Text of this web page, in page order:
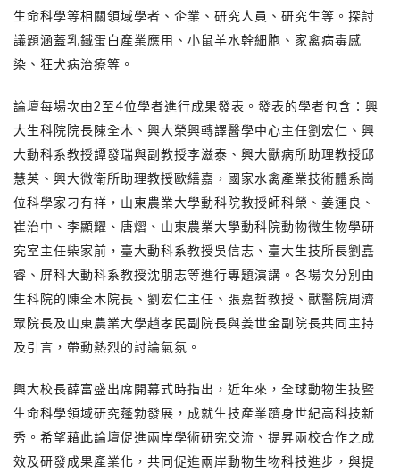
生命科學等相關領域學者、企業、研究人員、研究生等。探討
議題涵蓋乳鐵蛋白產業應用、小鼠羊水幹細胞、家禽病毒感
染、狂犬病治療等。
論壇每場次由2至4位學者進行成果發表。發表的學者包含：興
大生科院院長陳全木、興大榮興轉譯醫學中心主任劉宏仁、興
大動科系教授譚發瑞與副教授李滋泰、興大獸病所助理教授邱
慧英、興大微衛所助理教授歐繕嘉，國家水禽產業技術體系崗
位科學家刁有祥，山東農業大學動科院教授師科榮、姜運良、
崔治中、李顯耀、唐熠、山東農業大學動科院動物微生物學研
究室主任柴家前，臺大動科系教授吳信志、臺大生技所長劉嚞
睿、屏科大動科系教授沈朋志等進行專題演講。各場次分別由
生科院的陳全木院長、劉宏仁主任、張嘉哲教授、獸醫院周濟
眾院長及山東農業大學趙孝民副院長與姜世金副院長共同主持
及引言，帶動熱烈的討論氣氛。
興大校長薛富盛出席開幕式時指出，近年來，全球動物生技暨
生命科學領域研究蓬勃發展，成就生技產業躋身世紀高科技新
秀。希望藉此論壇促進兩岸學術研究交流、提昇兩校合作之成
效及研發成果產業化，共同促進兩岸動物生物科技進步，與提